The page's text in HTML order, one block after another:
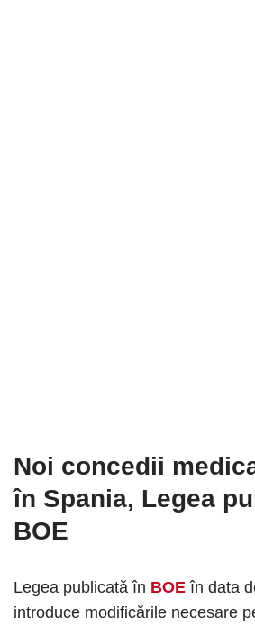
Noi concedii
în Spania, Legea
BOE
Legea publicată în BOEîn data
introduce modificările necesare